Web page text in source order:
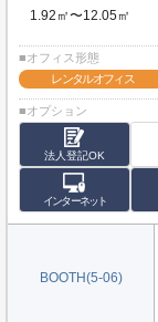
1.92㎡〜12.05㎡
■オフィス形態
レンタルオフィス
■オプション
法人登記OK
インターネット
BOOTH(5-06)